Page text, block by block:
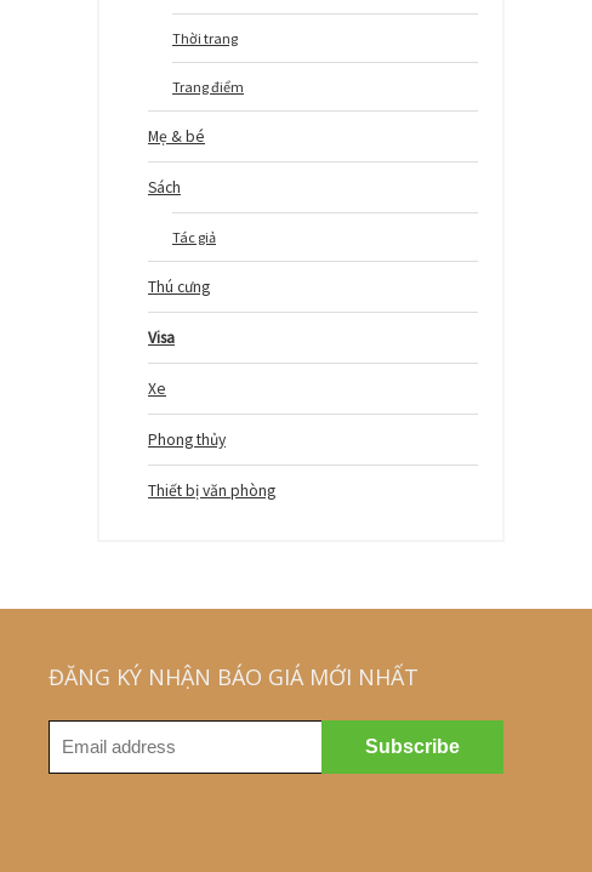
Thời trang
Trang điểm
Mẹ & bé
Sách
Tác giả
Thú cưng
Visa
Xe
Phong thủy
Thiết bị văn phòng
ĐĂNG KÝ NHẬN BÁO GIÁ MỚI NHẤT